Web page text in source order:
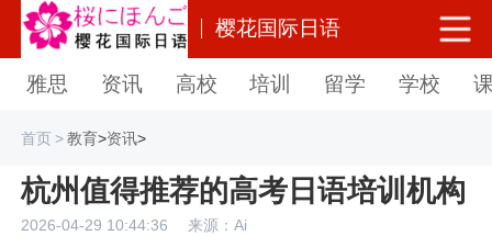
樱花国际日语
雅思 资讯 高校 培训 留学 学校
首页>教育>资讯>
杭州值得推荐的高考日语培训机构
2026-04-29 10:44:36 来源：Ai